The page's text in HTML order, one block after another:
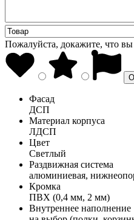
Пожалуйста, докажите, что
Фасад
ДСП
Материал корпуса
ЛДСП
Цвет
Светлый
Раздвижная система
алюминиевая,
Кромка
ПВХ (0,4 мм, 2 мм)
Внутреннее наполнение